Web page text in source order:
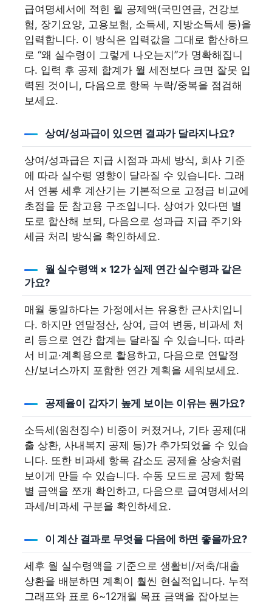
급여명세서에 적힌 월 공제액(국민연금, 건강보
험, 장기요양, 고용보험, 소득세, 지방소득세 등)을
입력합니다. 이 방식은 입력값을 그대로 합산하므
로 “왜 실수령이 그렇게 나오는지”가 명확해집니
다. 입력 후 공제 합계가 월 세전보다 크면 잘못 입
력된 것이니, 다음으로 항목 누락/중복을 점검해
보세요.
상여/성과급이 있으면 결과가 달라지나요?
상여/성과급은 지급 시점과 과세 방식, 회사 기준
에 따라 실수령 영향이 달라질 수 있습니다. 그래
서 연봉 세후 계산기는 기본적으로 고정급 비교에
초점을 둔 참고용 구조입니다. 상여가 있다면 별
도로 합산해 보되, 다음으로 성과급 지급 주기와
세금 처리 방식을 확인하세요.
월 실수령액 × 12가 실제 연간 실수령과 같은
가요?
매월 동일하다는 가정에서는 유용한 근사치입니
다. 하지만 연말정산, 상여, 급여 변동, 비과세 처
리 등으로 연간 합계는 달라질 수 있습니다. 따라
서 비교·계획용으로 활용하고, 다음으로 연말정
산/보너스까지 포함한 연간 계획을 세워보세요.
공제율이 갑자기 높게 보이는 이유는 뭔가요?
소득세(원천징수) 비중이 커졌거나, 기타 공제(대
출 상환, 사내복지 공제 등)가 추가되었을 수 있습
니다. 또한 비과세 항목 감소도 공제율 상승처럼
보이게 만들 수 있습니다. 수동 모드로 공제 항목
별 금액을 쪼개 확인하고, 다음으로 급여명세서의
과세/비과세 구분을 확인하세요.
이 계산 결과로 무엇을 다음에 하면 좋을까요?
세후 월 실수령액을 기준으로 생활비/저축/대출
상환을 배분하면 계획이 훨씬 현실적입니다. 누적
그래프와 표로 6~12개월 목표 금액을 잡아보는